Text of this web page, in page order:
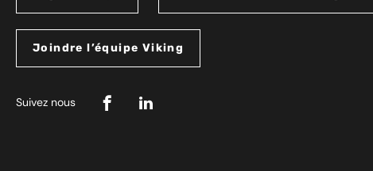
Joindre l’équipe Viking
Suivez nous